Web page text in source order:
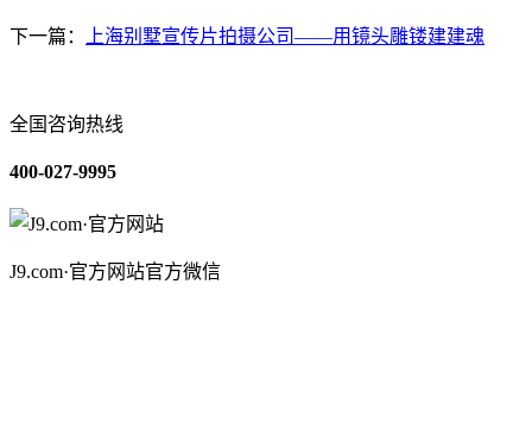
下一篇： 上海别墅宣传片拍摄公司——用镜头雕镂建建魂
全国咨询热线
400-027-9995
J9.com·官方网站官方微信